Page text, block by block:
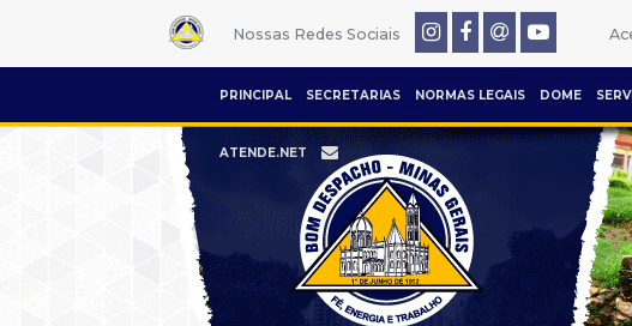
Nossas Redes Sociais
PRINCIPAL SECRETARIAS NORMAS LEGAIS DOME
ATENDE.NET